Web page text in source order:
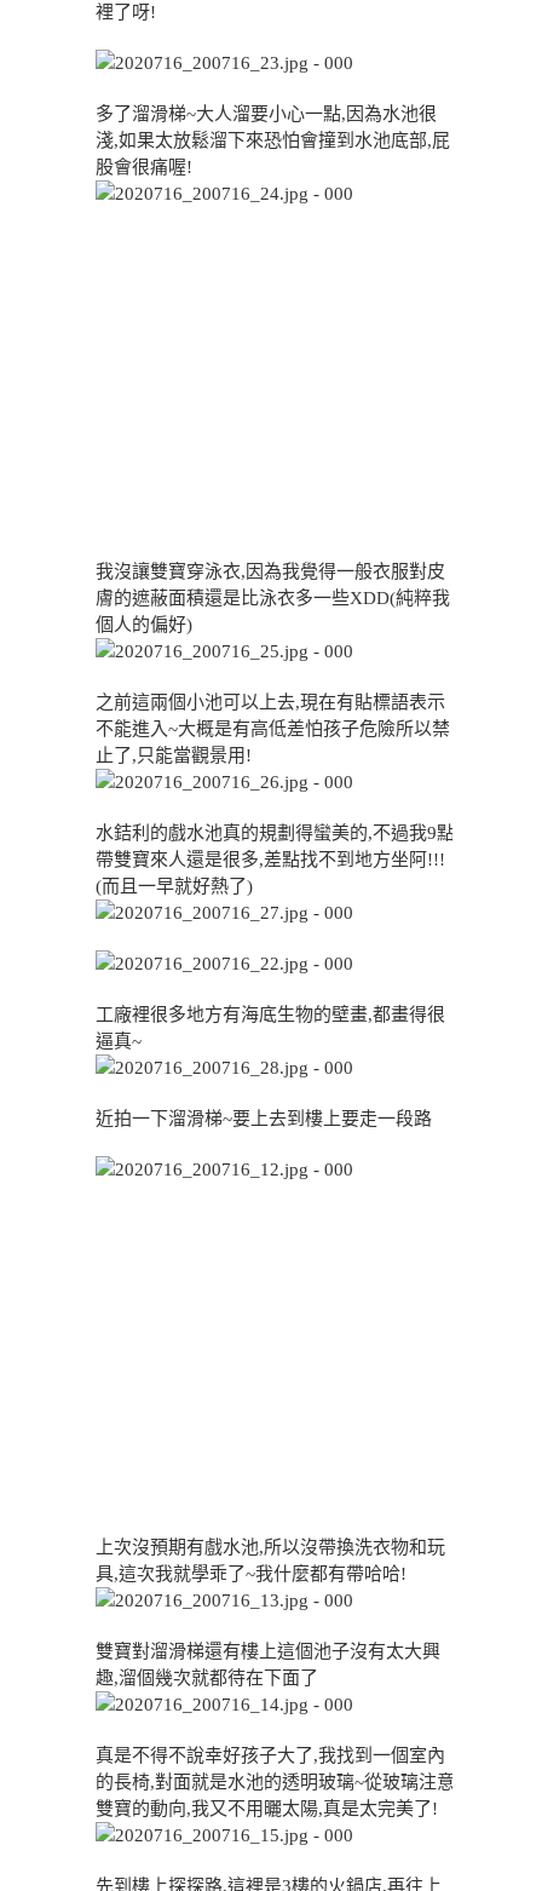
裡了呀!
多了溜滑梯~大人溜要小心一點,因為水池很
淺,如果太放鬆溜下來恐怕會撞到水池底部,屁
股會很痛喔!
我沒讓雙寶穿泳衣,因為我覺得一般衣服對皮
膚的遮蔽面積還是比泳衣多一些XDD(純粹我
個人的偏好)
之前這兩個小池可以上去,現在有貼標語表示
不能進入~大概是有高低差怕孩子危險所以禁
止了,只能當觀景用!
水銡利的戲水池真的規劃得蠻美的,不過我9點
帶雙寶來人還是很多,差點找不到地方坐阿!!!
(而且一早就好熱了)
工廠裡很多地方有海底生物的壁畫,都畫得很
逼真~
近拍一下溜滑梯~要上去到樓上要走一段路
上次沒預期有戲水池,所以沒帶換洗衣物和玩
具,這次我就學乖了~我什麼都有帶哈哈!
雙寶對溜滑梯還有樓上這個池子沒有太大興
趣,溜個幾次就都待在下面了
真是不得不說幸好孩子大了,我找到一個室內
的長椅,對面就是水池的透明玻璃~從玻璃注意
雙寶的動向,我又不用曬太陽,真是太完美了!
先到樓上探探路,這裡是3樓的火鍋店,再往上